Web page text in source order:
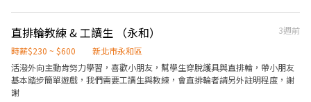
直排輪教練 & 工讀生 （永和）
3週前
時薪$230 ~ $600
新北市永和區
活潑外向主動肯努力學習，喜歡小朋友，幫學生穿脫護具與直排輪，帶小朋友
基本踏步簡單遊戲，我們需要工讀生與教練，會直排輪者請另外註明程度，謝
謝